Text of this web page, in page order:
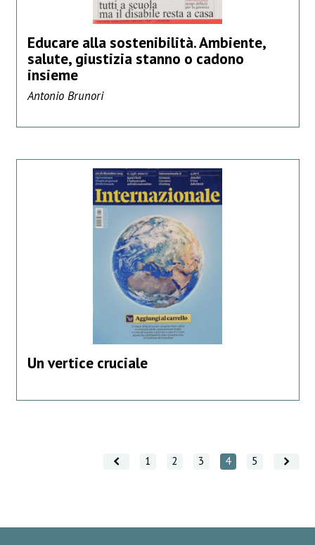
Educare alla sostenibilità. Ambiente,
salute, giustizia stanno o cadono
insieme
Antonio Brunori
Un vertice cruciale
Vai indietro 1 2 3 4 5 Vai avanti